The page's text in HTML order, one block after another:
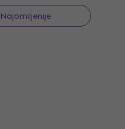
Najomiljenije